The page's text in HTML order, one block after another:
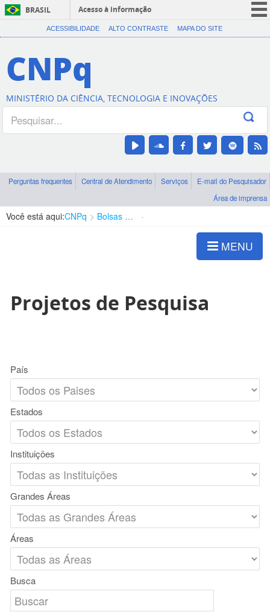
BRASIL
Acesso à informação
CORONAVÍRUS (COVID-19)
Canais
ACESSIBILIDADE ALTO CONTRASTE MAPA DO SITE
CNPq
MINISTÉRIO DA CIÊNCIA, TECNOLOGIA E INOVAÇÕES
Perguntas frequentes Central de Atendimento Serviços
E-mail do Pesquisador
Área de imprensa
Você está aqui:CNPq Bolsas e Auxílios Vigentes
MENU
Projetos de Pesquisa
País
Estados
Instituições
Grandes Áreas
Áreas
Busca